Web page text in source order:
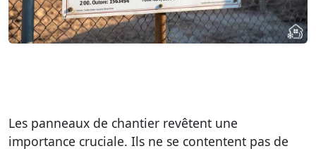
Les panneaux de chantier revêtent une
importance cruciale. Ils ne se contentent pas de